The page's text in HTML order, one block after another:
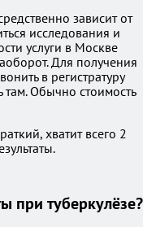
зависит от
исследования и
услуги в Москве
Для получения
в регистратуру
Обычно стоимость
хватит всего 2
при туберкулёзе?